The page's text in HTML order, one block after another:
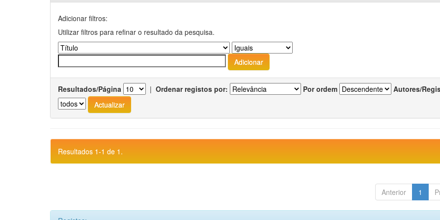
Adicionar filtros:
Utilizar filtros para refinar o resultado da pesquisa.
Resultados/Página | Ordenar registos por: Por ordem Autores/
Resultados 1-1 de 1.
Anterior 1